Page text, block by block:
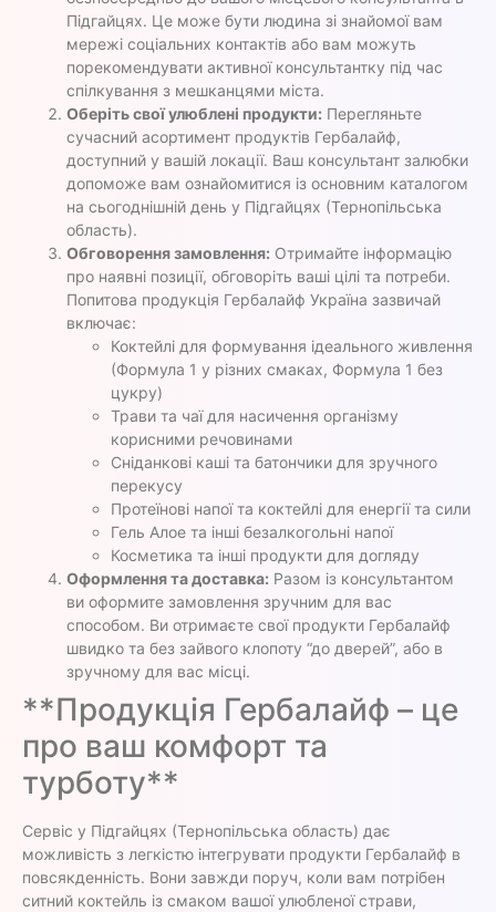
Підгайцях. Це може бути людина зі знайомої вам
мережі соціальних контактів або вам можуть
порекомендувати активної консультантку під час
спілкування з мешканцями міста.
Оберіть свої улюблені продукти: Перегляньте
сучасний асортимент продуктів Гербалайф,
доступний у вашій локації. Ваш консультант залюбки
допоможе вам ознайомитися із основним каталогом
на сьогоднішній день у Підгайцях (Тернопільська
область).
Обговорення замовлення: Отримайте інформацію
про наявні позиції, обговоріть ваші цілі та потреби.
Попитова продукція Гербалайф Україна зазвичай
включає:
Коктейлі для формування ідеального живлення
(Формула 1 у різних смаках, Формула 1 без
цукру)
Трави та чаї для насичення організму
корисними речовинами
Сніданкові каші та батончики для зручного
перекусу
Протеїнові напої та коктейлі для енергії та сили
Гель Алое та інші безалкогольні напої
Косметика та інші продукти для догляду
Оформлення та доставка: Разом із консультантом
ви оформите замовлення зручним для вас
способом. Ви отримаєте свої продукти Гербалайф
швидко та без зайвого клопоту “до дверей”, або в
зручному для вас місці.
**Продукція Гербалайф – це
про ваш комфорт та
турботу**
Сервіс у Підгайцях (Тернопільська область) дає
можливість з легкістю інтегрувати продукти Гербалайф в
повсякденність. Вони завжди поруч, коли вам потрібен
ситний коктейль із смаком вашої улюбленої страви,